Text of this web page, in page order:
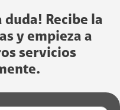
duda! Recibe la
y empieza a
servicios